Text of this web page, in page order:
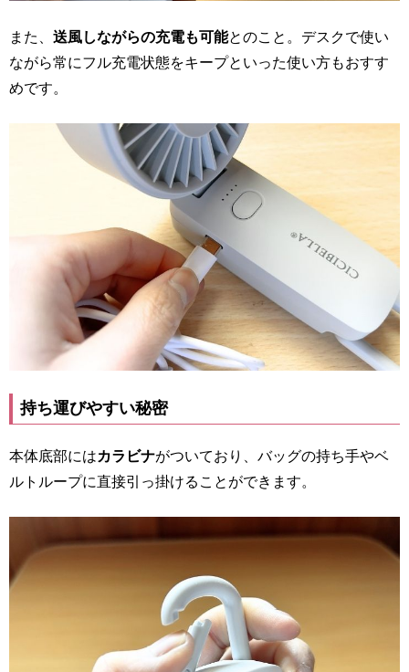
また、 送風しながらの充電も可能とのこと。デスクで使い
ながら常にフル充電状態をキープといった使い方もおすす
めです。
持ち運びやすい秘密
本体底部にはカラビナがついており、バッグの持ち手やベ
ルトループに直接引っ掛けることができます。